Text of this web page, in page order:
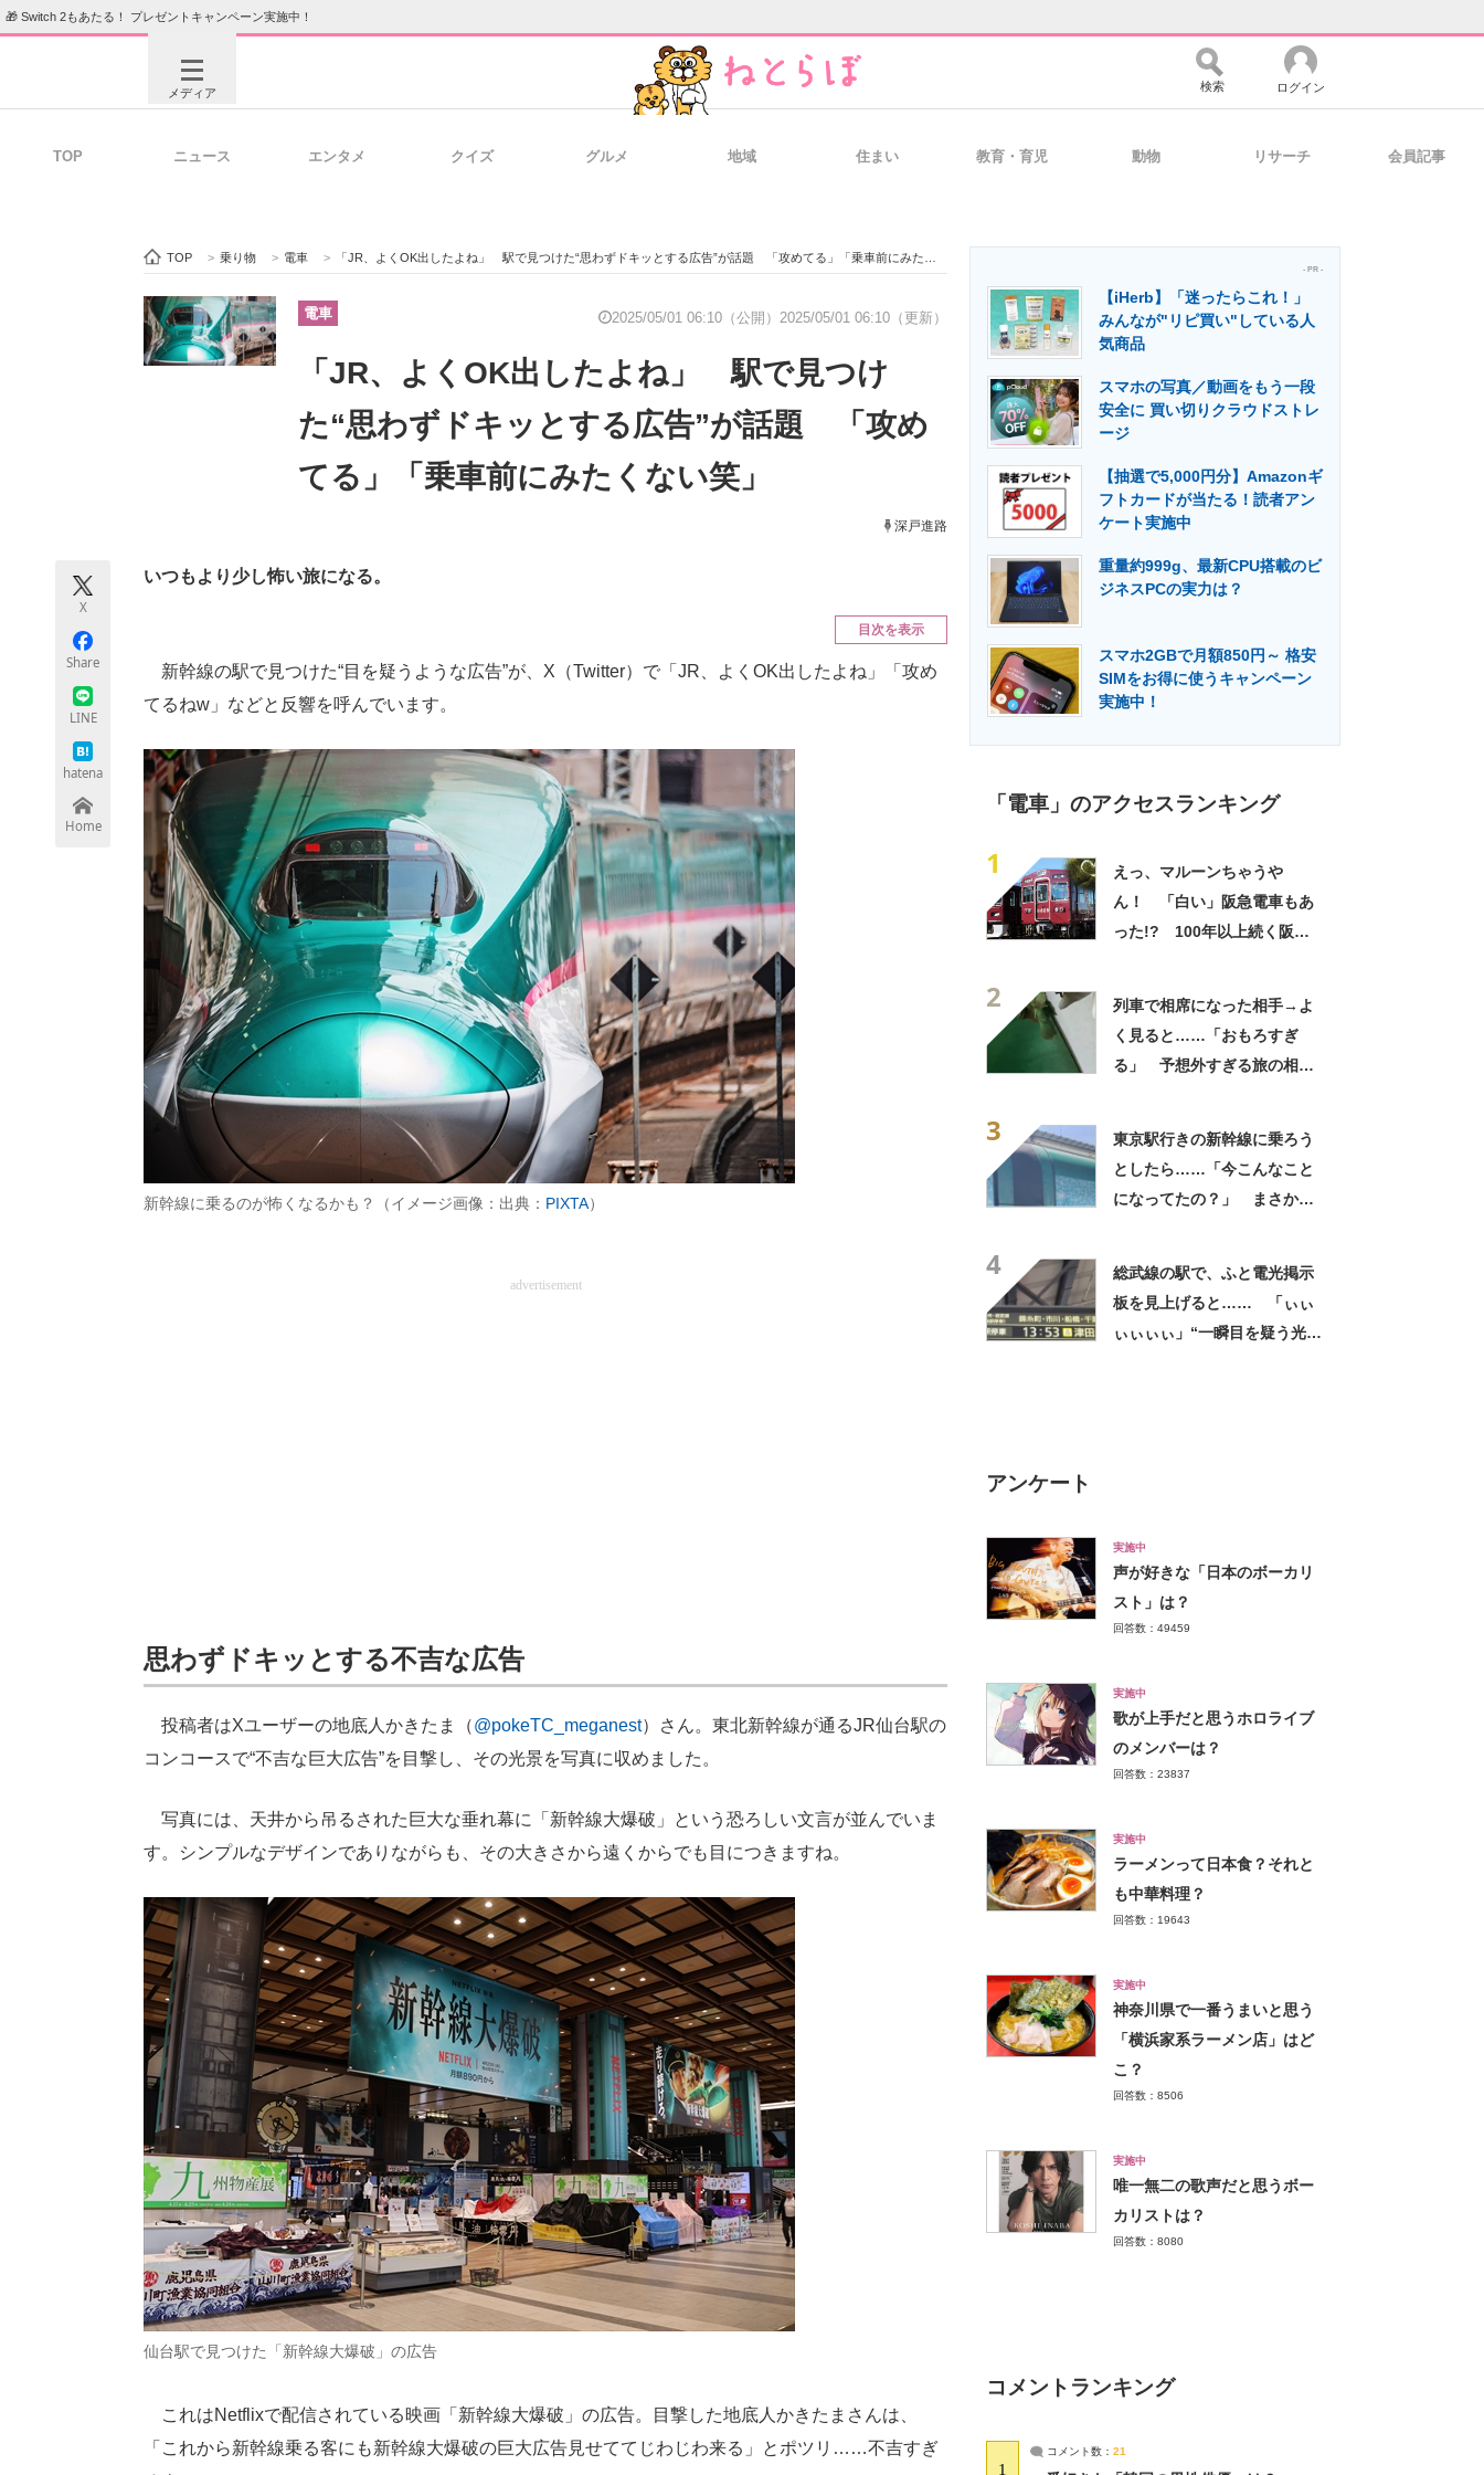
🎁 Switch 2もあたる！ プレゼントキャンペーン実施中！
メディア
ビジネスと働き方のヒント 経営リーダーのコミュニティ マーケ×ITの今がよく分かる
企業向けIT製品の総合サイト IT製品の技術・比較・事例 製造業のIT導入・活用を支援
エネルギーの専門メディア 建設×テクノロジーの最前線
検索 ログイン
TOP ニュース エンタメ クイズ グルメ 地域 住まい 教育・育児 動物 リサーチ 会員記事
TOP > 乗り物 > 電車 > 「JR、よくOK出したよね」 駅で見つけた“思わずドキッとする広告”が話題 「攻めてる」「乗車前にみたくない笑」
電車 2025/05/01 06:10（公開） 2025/05/01 06:10（更新）
「JR、よくOK出したよね」 駅で見つけ
た“思わずドキッとする広告”が話題 「攻め
てる」「乗車前にみたくない笑」
深戸進路
X
Share
LINE
hatena
Home
いつもより少し怖い旅になる。
目次を表示
新幹線の駅で見つけた“目を疑うような広告”が、X（Twitter）で「JR、よくOK出したよね」「攻め
てるねw」などと反響を呼んでいます。
新幹線に乗るのが怖くなるかも？（イメージ画像：出典： PIXTA）
advertisement
思わずドキッとする不吉な広告
投稿者はXユーザーの地底人かきたま（@pokeTC_meganest）さん。東北新幹線が通るJR仙台駅の
コンコースで“不吉な巨大広告”を目撃し、その光景を写真に収めました。
写真には、天井から吊るされた巨大な垂れ幕に「新幹線大爆破」という恐ろしい文言が並んでいま
す。シンプルなデザインでありながらも、その大きさから遠くからでも目につきますね。
仙台駅で見つけた「新幹線大爆破」の広告
これはNetflixで配信されている映画「新幹線大爆破」の広告。目撃した地底人かきたまさんは、
「これから新幹線乗る客にも新幹線大爆破の巨大広告見せててじわじわ来る」とポツリ……不吉すぎ
- PR -
【iHerb】「迷ったらこれ！」
みんなが"リピ買い"している人
気商品
スマホの写真／動画をもう一段
安全に 買い切りクラウドストレ
ージ
【抽選で5,000円分】Amazonギ
フトカードが当たる！読者アン
ケート実施中
重量約999g、最新CPU搭載のビ
ジネスPCの実力は？
スマホ2GBで月額850円～ 格安
SIMをお得に使うキャンペーン
実施中！
「電車」のアクセスランキング
1
えっ、マルーンちゃうや
ん！ 「白い」阪急電車もあ
った!? 100年以上続く阪急
2
列車で相席になった相手→よ
く見ると……「おもろすぎ
る」 予想外すぎる旅の相棒
3
東京駅行きの新幹線に乗ろう
としたら……「今こんなこと
になってたの？」 まさかの
4
総武線の駅で、ふと電光掲示
板を見上げると…… 「ぃぃ
ぃぃぃぃ」“一瞬目を疑う光
アンケート
実施中
声が好きな「日本のボーカリ
スト」は？
回答数：49459
実施中
歌が上手だと思うホロライブ
のメンバーは？
回答数：23837
実施中
ラーメンって日本食？それと
も中華料理？
回答数：19643
実施中
神奈川県で一番うまいと思う
「横浜家系ラーメン店」はど
こ？
回答数：8506
実施中
唯一無二の歌声だと思うボー
カリストは？
回答数：8080
コメントランキング
1
コメント数： 21